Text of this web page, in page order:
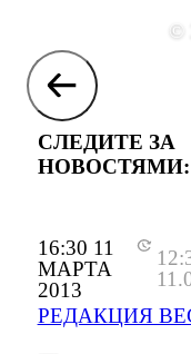
16:30 11
МАРТА
2013
РЕДАКЦИЯ
©
СЛЕДИТЕ ЗА
НОВОСТЯМИ: